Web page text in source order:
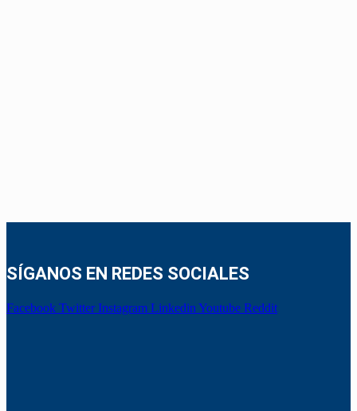
SÍGANOS EN REDES SOCIALES
Facebook Twitter Instagram Linkedin Youtube Reddit